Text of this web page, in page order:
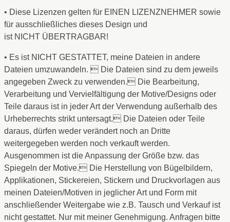
• Diese Lizenzen gelten für EINEN LIZENZNEHMER sowie
für ausschließliches dieses Design und
ist NICHT ÜBERTRAGBAR!
• Es ist NICHT GESTATTET, meine Dateien in andere
Dateien umzuwandeln.  Die Dateien sind zu dem jeweils
angegeben Zweck zu verwenden. Die Bearbeitung,
Verarbeitung und Vervielfältigung der Motive/Designs oder
Teile daraus ist in jeder Art der Verwendung außerhalb des
Urheberrechts strikt untersagt. Die Dateien oder Teile
daraus, dürfen weder verändert noch an Dritte
weitergegeben werden noch verkauft werden.
Ausgenommen ist die Anpassung der Größe bzw. das
Spiegeln der Motive. Die Herstellung von Bügelbildern,
Applikationen, Stickereien, Stickern und Druckvorlagen aus
meinen Dateien/Motiven in jeglicher Art und Form mit
anschließender Weitergabe wie z.B. Tausch und Verkauf ist
nicht gestattet. Nur mit meiner Genehmigung. Anfragen bitte